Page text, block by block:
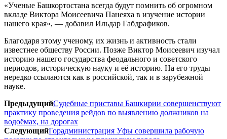
«Ученые Башкортостана всегда будут помнить об огромном
вкладе Виктора Моисеевича Панеяха в изучение истории
нашего края», — добавил Ильдар Габдрафиков.
Благодаря этому ученому, их жизнь и активность стали
известнее обществу России. Позже Виктор Моисеевич изучал
историю нашего государства феодального и советского
периодов, историческую науку и её историю. На его труды
нередко ссылаются как в российской, так и в зарубежной
науке.
ПредыдущийСудебные приставы Башкирии совершенствуют
практику проведения рейдов по выявлению должников на
водоёмах, на дорогах
СледующийГорадминистрация Уфы совершила рабочую